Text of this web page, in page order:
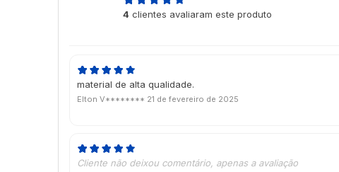
4 clientes avaliaram este produto
material de alta qualidade.
Elton V******** 21 de fevereiro de 2025
Cliente não deixou comentário, apenas a avaliação